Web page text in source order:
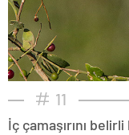
11
İç çamaşırını